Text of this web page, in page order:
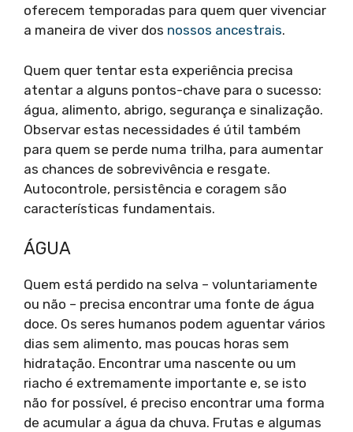
oferecem temporadas para quem quer vivenciar
a maneira de viver dos nossos ancestrais.
Quem quer tentar esta experiência precisa
atentar a alguns pontos-chave para o sucesso:
água, alimento, abrigo, segurança e sinalização.
Observar estas necessidades é útil também
para quem se perde numa trilha, para aumentar
as chances de sobrevivência e resgate.
Autocontrole, persistência e coragem são
características fundamentais.
ÁGUA
Quem está perdido na selva – voluntariamente
ou não – precisa encontrar uma fonte de água
doce. Os seres humanos podem aguentar vários
dias sem alimento, mas poucas horas sem
hidratação. Encontrar uma nascente ou um
riacho é extremamente importante e, se isto
não for possível, é preciso encontrar uma forma
de acumular a água da chuva. Frutas e algumas